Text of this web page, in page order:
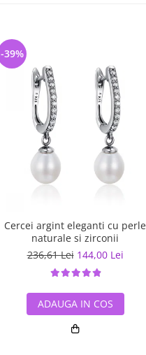
Cercei argint eleganti cu perle
naturale si zirconii
236,61 Lei 144,00 Lei
-39%
ADAUGA IN COS